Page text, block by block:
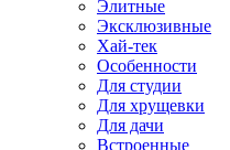
Элитные
Эксклюзивные
Хай-тек
Особенности
Для студии
Для хрущевки
Для дачи
Встроенные